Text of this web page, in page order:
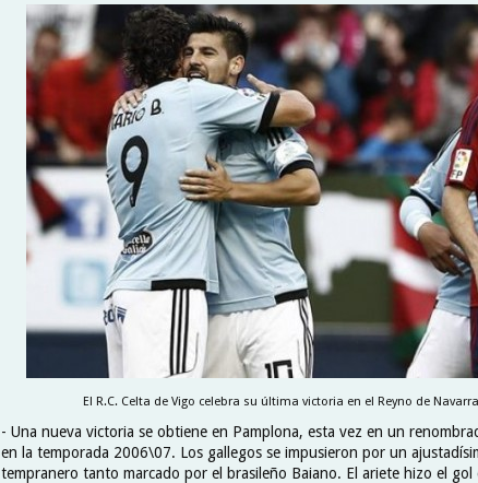
El R.C. Celta de Vigo celebra su última victoria en el Reyno de
- Una nueva victoria se obtiene en Pamplona, esta vez en un
en la temporada 2006\07. Los gallegos se impusieron por un
tempranero tanto marcado por el brasileño Baiano. El ariete hizo el